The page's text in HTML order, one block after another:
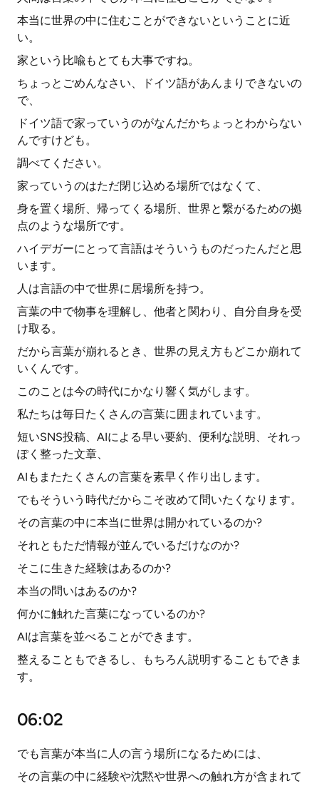
本当に世界の中に住むことができないということに近
い。
家という比喩もとても大事ですね。
ちょっとごめんなさい、ドイツ語があんまりできないの
で、
ドイツ語で家っていうのがなんだかちょっとわからない
んですけども。
調べてください。
家っていうのはただ閉じ込める場所ではなくて、
身を置く場所、帰ってくる場所、世界と繋がるための拠
点のような場所です。
ハイデガーにとって言語はそういうものだったんだと思
います。
人は言語の中で世界に居場所を持つ。
言葉の中で物事を理解し、他者と関わり、自分自身を受
け取る。
だから言葉が崩れるとき、世界の見え方もどこか崩れて
いくんです。
このことは今の時代にかなり響く気がします。
私たちは毎日たくさんの言葉に囲まれています。
短いSNS投稿、AIによる早い要約、便利な説明、それっ
ぽく整った文章、
AIもまたたくさんの言葉を素早く作り出します。
でもそういう時代だからこそ改めて問いたくなります。
その言葉の中に本当に世界は開かれているのか?
それともただ情報が並んでいるだけなのか?
そこに生きた経験はあるのか?
本当の問いはあるのか?
何かに触れた言葉になっているのか?
AIは言葉を並べることができます。
整えることもできるし、もちろん説明することもできま
す。
06:02
でも言葉が本当に人の言う場所になるためには、
その言葉の中に経験や沈黙や世界への触れ方が含まれて